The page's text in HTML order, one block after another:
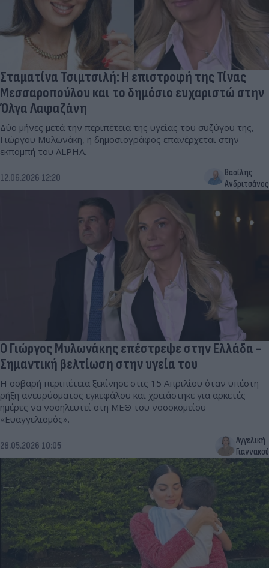
Σταματίνα Τσιμτσιλή: Η επιστροφή της Τίνας
Μεσσαροπούλου και το δημόσιο ευχαριστώ στην
Όλγα Λαφαζάνη
Δύο μήνες μετά την περιπέτεια της υγείας του συζύγου της,
Γιώργου Μυλωνάκη, η δημοσιογράφος επανέρχεται στην
εκπομπή του ALPHA.
12.06.2026 12:20
Βασίλης
Ανδριτσάνος
Ο Γιώργος Μυλωνάκης επέστρεψε στην Ελλάδα -
Σημαντική βελτίωση στην υγεία του
Η σοβαρή περιπέτεια ξεκίνησε στις 15 Απριλίου όταν υπέστη
ρήξη ανευρύσματος εγκεφάλου και χρειάστηκε για αρκετές
ημέρες να νοσηλευτεί στη ΜΕΘ του νοσοκομείου
«Ευαγγελισμός».
28.05.2026 10:05
Αγγελική
Γιαννακού